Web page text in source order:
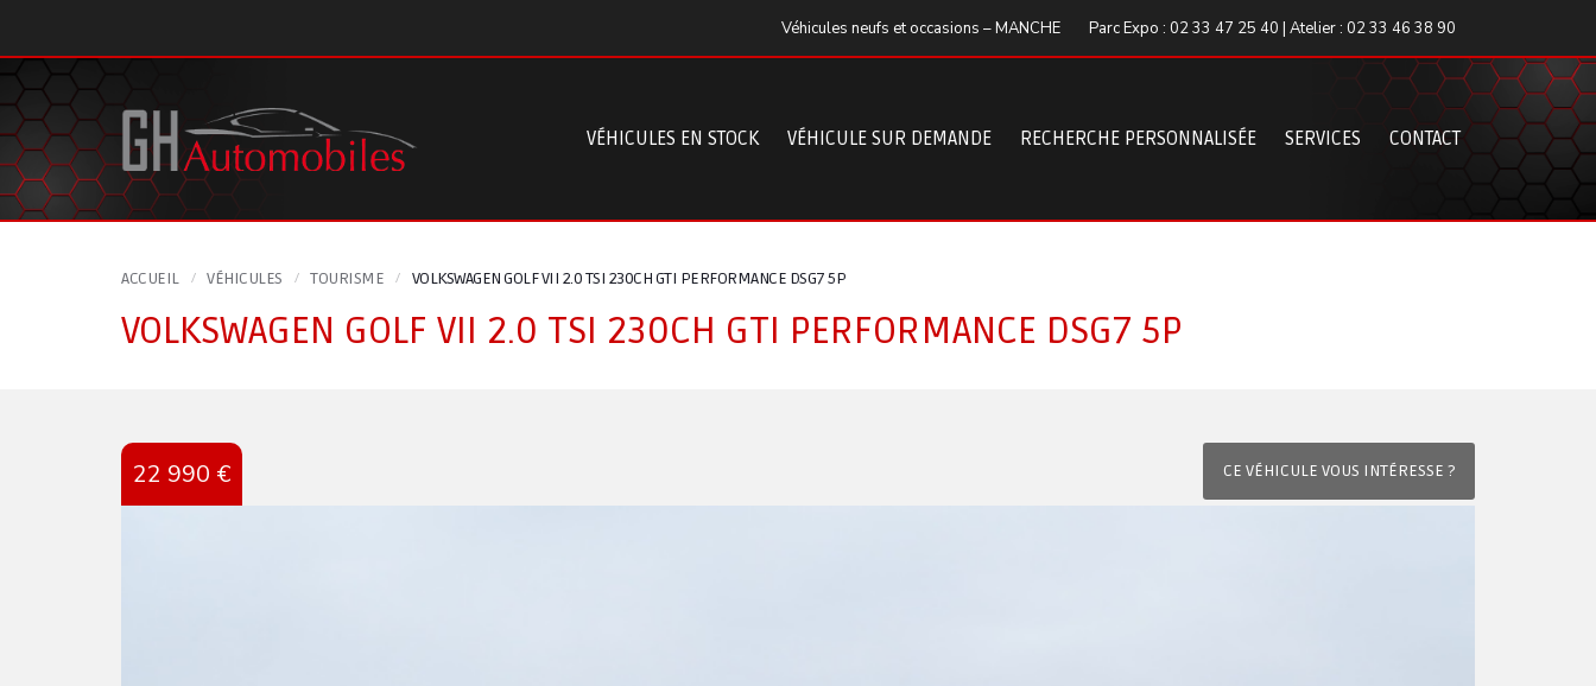
Véhicules neufs et occasions – MANCHE Parc Expo : 02 33 47 25 40 | Atelier : 02 33 46 38 90
VÉHICULES EN STOCK VÉHICULE SUR DEMANDE RECHERCHE PERSONNALISÉE SERVICES CONTACT
ACCUEIL VÉHICULES TOURISME VOLKSWAGEN GOLF VII 2.0 TSI 230CH GTI PERFORMANCE DSG7 5P
VOLKSWAGEN GOLF VII 2.0 TSI 230CH GTI PERFORMANCE DSG7 5P
22 990 € CE VÉHICULE VOUS INTÉRESSE ?